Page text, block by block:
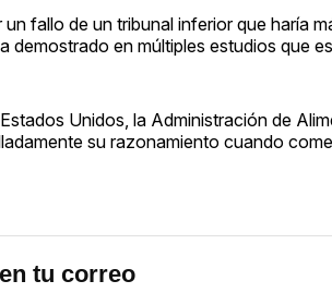
fallo de un tribunal inferior que haría
demostrado en múltiples estudios que es
Unidos, la Administración de
su razonamiento cuando
tu correo